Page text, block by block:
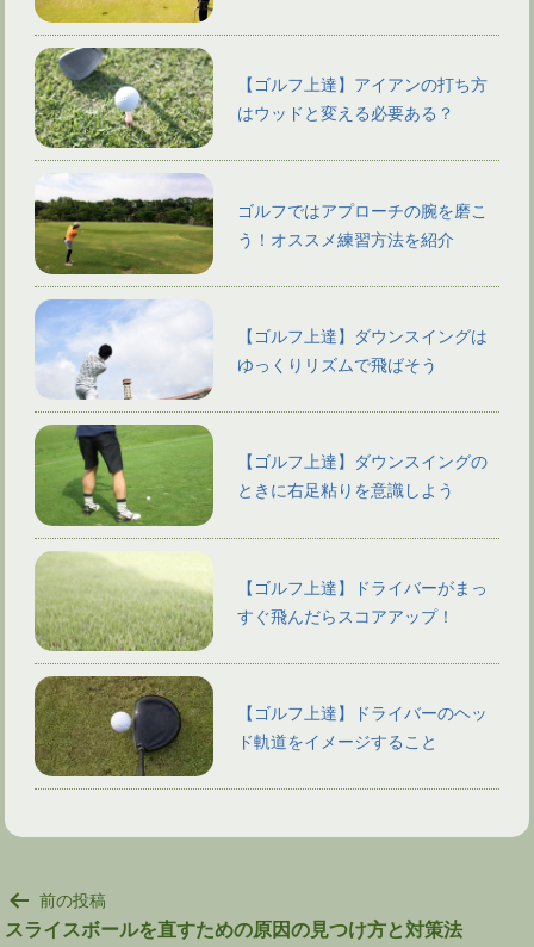
【ゴルフ上達】アイアンの打ち方
はウッドと変える必要ある？
ゴルフではアプローチの腕を磨こ
う！オススメ練習方法を紹介
【ゴルフ上達】ダウンスイングは
ゆっくりリズムで飛ばそう
【ゴルフ上達】ダウンスイングの
ときに右足粘りを意識しよう
【ゴルフ上達】ドライバーがまっ
すぐ飛んだらスコアアップ！
【ゴルフ上達】ドライバーのヘッ
ド軌道をイメージすること
投
稿
前の投稿
スライスボールを直すための原因の見つけ方と対策法